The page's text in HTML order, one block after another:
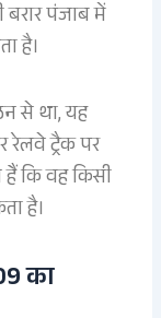
बरार पंजाब में
है।
से था, यह
रेलवे ट्रैक पर
कि वह किसी
है।
का